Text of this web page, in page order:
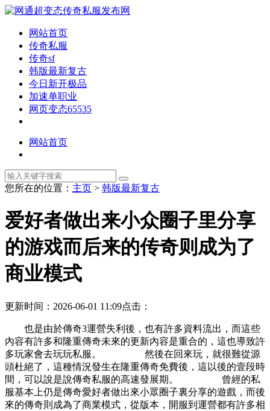
网站首页
传奇私服
传奇sf
韩版最新复古
今日新开极品
加速单职业
网页变态65535
网站首页
您所在的位置： 主页 > 韩版最新复古
爱好者做出来小众圈子里分享
的游戏而后来的传奇则成为了
商业模式
更新时间：2026-06-01 11:09点击：
也是由於傳奇3運營失利後，也有許多資料流出，而這些
內容有許多和隆重傳奇未來的更新內容是重合的，這也導致許
多玩家會去玩玩私服。 然後在回來玩，就很難從源
頭杜絕了，這種情況發生在隆重傳奇免費後，這以後的壹段時
間，可以說是說傳奇私服的高速發展期。 曾經的私
服基本上仍是傳奇愛好者做出來小眾圈子裏分享的遊戲，而後
來的傳奇則成為了商業模式，從版本，開服到運營都有許多相